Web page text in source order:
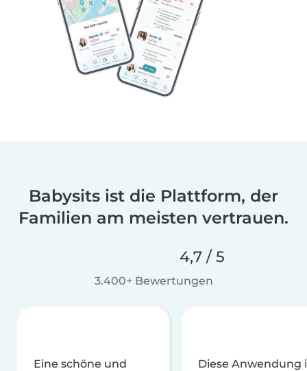
Babysits ist die Plattform, der
Familien am meisten vertrauen.
4,7 / 5
3.400+ Bewertungen
Eine schöne und
Diese Anwendung